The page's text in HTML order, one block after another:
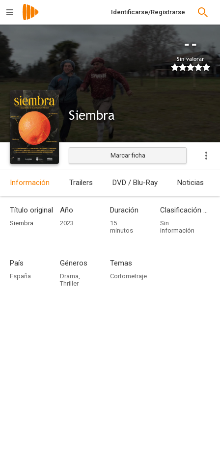
Identificarse/Registrarse
--
Sin valorar
Siembra
Estrenada
Marcar ficha
Información Trailers DVD / Blu-Ray Noticias
Título original
Siembra
Año
2023
Duración
15
minutos
Clasificación por edades
Sin
información
País
España
Géneros
Drama,
Thriller
Temas
Cortometraje